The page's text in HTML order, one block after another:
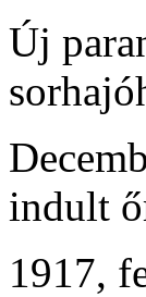
Új
indult
1917,